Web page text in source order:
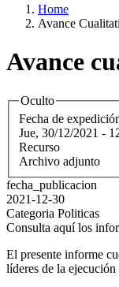
Home
Avance
Avance
Oculto
Fecha de
Jue, 30/12/2021 -
Recurso
Archivo adjunto
fecha_publicacion
2021-12-30
Categoria Politicas
Consulta aquí los
El presente informe
líderes de la